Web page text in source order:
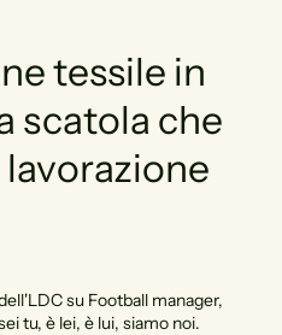
tessile in
scatola che
su Football manager,
tu, è lei, è lui, siamo noi.